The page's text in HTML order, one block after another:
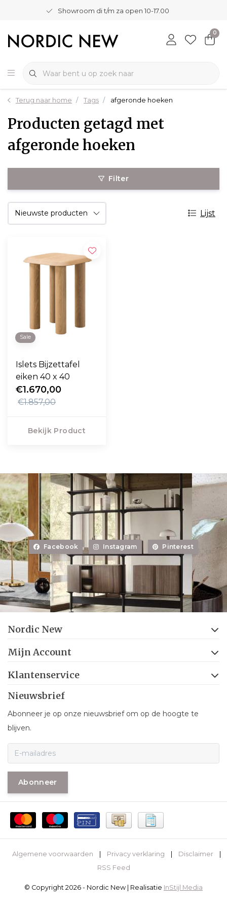
Showroom di t/m za open 10-17.00
0
Terug naar home Tags afgeronde hoeken
Producten getagd met
afgeronde hoeken
Filter
Lijst
Sale
Islets Bijzettafel
eiken 40 x 40
€1.670,00
€1.857,00
Bekijk Product
Facebook Instagram Pinterest
Nordic New
Mijn Account
Klantenservice
Nieuwsbrief
Abonneer je op onze nieuwsbrief om op de hoogte te
blijven.
Abonneer
Algemene voorwaarden Privacy verklaring Disclaimer
RSS Feed
© Copyright 2026 - Nordic New | Realisatie InStijl Media